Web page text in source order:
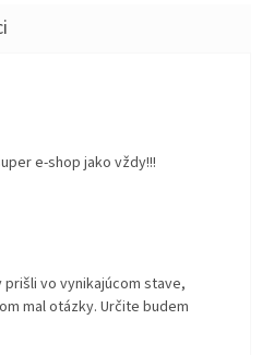
je 5 z 5 hvězdiček.
e-shop jako vždy!!!
je 5 z 5 hvězdiček.
vo vynikajúcom stave,
mal otázky. Určite budem